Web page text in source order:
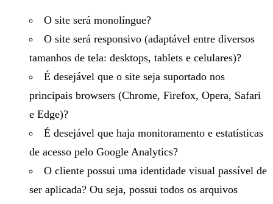
O site será monolíngue?
O site será responsivo (adaptável entre diversos
tamanhos de tela: desktops, tablets e celulares)?
É desejável que o site seja suportado nos
principais browsers (Chrome, Firefox, Opera, Safari
e Edge)?
É desejável que haja monitoramento e estatísticas
de acesso pelo Google Analytics?
O cliente possui uma identidade visual passível de
ser aplicada? Ou seja, possui todos os arquivos